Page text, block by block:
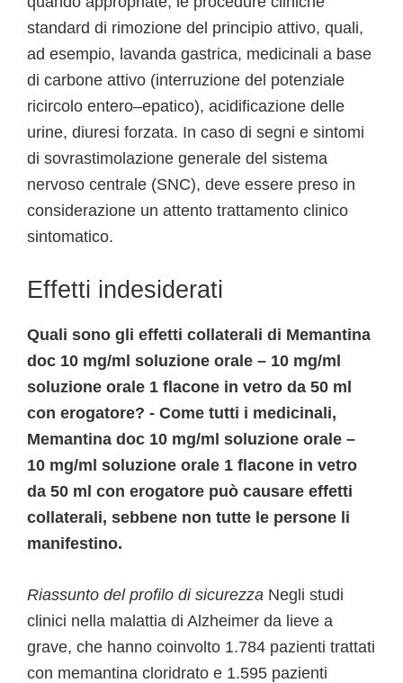
standard di rimozione del principio attivo, quali,
ad esempio, lavanda gastrica, medicinali a base
di carbone attivo (interruzione del potenziale
ricircolo entero–epatico), acidificazione delle
urine, diuresi forzata. In caso di segni e sintomi
di sovrastimolazione generale del sistema
nervoso centrale (SNC), deve essere preso in
considerazione un attento trattamento clinico
sintomatico.
Effetti indesiderati
Quali sono gli effetti collaterali di Memantina
doc 10 mg/ml soluzione orale – 10 mg/ml
soluzione orale 1 flacone in vetro da 50 ml
con erogatore? - Come tutti i medicinali,
Memantina doc 10 mg/ml soluzione orale –
10 mg/ml soluzione orale 1 flacone in vetro
da 50 ml con erogatore può causare effetti
collaterali, sebbene non tutte le persone li
manifestino.
Riassunto del profilo di sicurezza Negli studi
clinici nella malattia di Alzheimer da lieve a
grave, che hanno coinvolto 1.784 pazienti trattati
con memantina cloridrato e 1.595 pazienti